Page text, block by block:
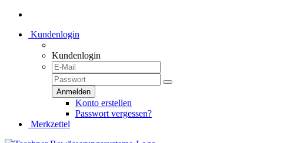
Kundenlogin
Kundenlogin
Konto erstellen
Passwort vergessen?
Merkzettel